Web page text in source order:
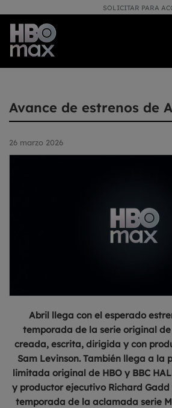
SOLICITAR PARA
Avance de estrenos de
26 marzo 2026
Abril llega con el esperado
temporada de la serie original de
creada, escrita, dirigida y con
Sam Levinson. También llega a la
limitada original de HBO y BBC
y productor ejecutivo Richard
temporada de la aclamada serie